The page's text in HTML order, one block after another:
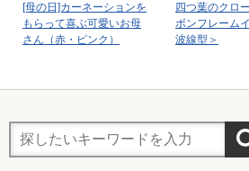
[母の日]カーネーションを
もらって喜ぶ可愛いお母
さん（赤・ピンク）
四つ葉のクロ
ボンフレーム
波線型＞